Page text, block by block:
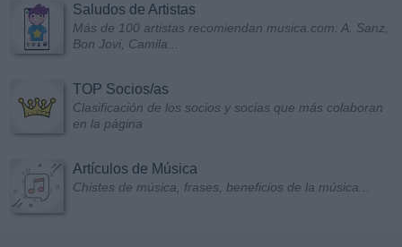
Saludos de Artistas
Más de 100 artistas recomiendan musica.com: A. Sanz,
Bon Jovi, Camila...
TOP Socios/as
Clasificación de los socios y socias que más colaboran
en la página
Artículos de Música
Chistes de música, frases, beneficios de la música...